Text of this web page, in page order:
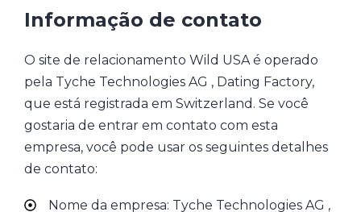
Informação de contato
O site de relacionamento Wild USA é operado
pela Tyche Technologies AG , Dating Factory,
que está registrada em Switzerland. Se você
gostaria de entrar em contato com esta
empresa, você pode usar os seguintes detalhes
de contato:
Nome da empresa: Tyche Technologies AG ,